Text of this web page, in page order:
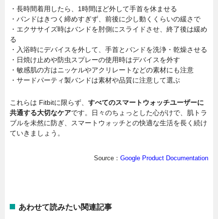
・長時間着用したら、1時間ほど外して手首を休ませる
・バンドはきつく締めすぎず、前後に少し動くくらいの緩さで
・エクササイズ時はバンドを肘側にスライドさせ、終了後は緩め
る
・入浴時にデバイスを外して、手首とバンドを洗浄・乾燥させる
・日焼け止めや防虫スプレーの使用時はデバイスを外す
・敏感肌の方はニッケルやアクリレートなどの素材にも注意
・サードパーティ製バンドは素材や品質に注意して選ぶ
これらは Fitbitに限らず、 すべてのスマートウォッチユーザーに
共通する大切なケアです。日々のちょっとした心がけで、肌トラ
ブルを未然に防ぎ、スマートウォッチとの快適な生活を長く続け
ていきましょう。
Source： Google Product Documentation
あわせて読みたい関連記事